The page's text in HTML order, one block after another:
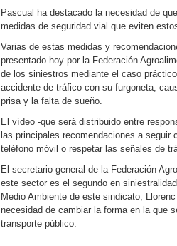
Pascual ha destacado la necesidad de
medidas de seguridad vial que eviten
Varias de estas medidas y
presentado hoy por la Federación
de los siniestros mediante el caso
accidente de tráfico con su furgoneta,
prisa y la falta de sueño.
El vídeo -que será distribuido entre
las principales recomendaciones a
teléfono móvil o respetar las señales de
El secretario general de la Federación
este sector es el segundo en
Medio Ambiente de este sindicato,
necesidad de cambiar la forma en la que
transporte público.